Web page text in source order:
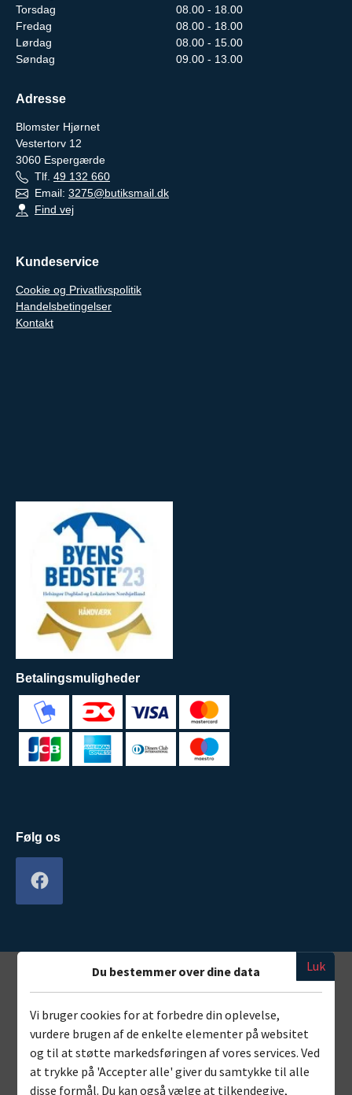
Torsdag
08.00 - 18.00
Fredag
08.00 - 18.00
Lørdag
08.00 - 15.00
Søndag
09.00 - 13.00
Adresse
Blomster Hjørnet
Vestertorv 12
3060 Espergærde
Tlf. 49 132 660
Email: 3275@butiksmail.dk
Find vej
Kundeservice
Cookie og Privatlivspolitik
Handelsbetingelser
Kontakt
Betalingsmuligheder
Følg os
Luk
Du bestemmer over dine data
Vi bruger cookies for at forbedre din oplevelse,
vurdere brugen af de enkelte elementer på websitet
og til at støtte markedsføringen af vores services. Ved
at trykke på 'Accepter alle' giver du samtykke til alle
disse formål. Du kan også vælge at tilkendegive,